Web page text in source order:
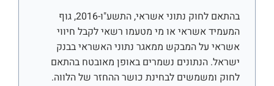
בהתאם לחוק נתוני אשראי, התשע"ו-2016, גוף
המעמיד אשראי או מי מטעמו רשאי לקבל חיווי
אשראי על המבקש ממאגר נתוני האשראי בבנק
ישראל. הנתונים נשמרים באופן מאובטח בהתאם
לחוק ומשמשים לבחינת כושר ההחזר של הלווה.